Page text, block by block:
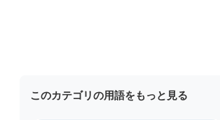
このカテゴリの用語をもっと見る